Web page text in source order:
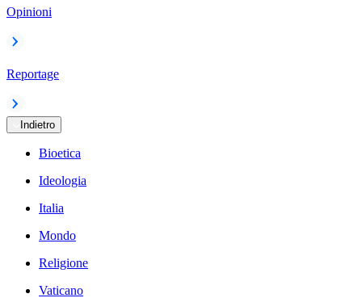
Opinioni
Reportage
Indietro
Bioetica
Ideologia
Italia
Mondo
Religione
Vaticano